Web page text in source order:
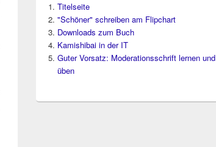
Titelseite
"Schöner" schreiben am Flipchart
Downloads zum Buch
Kamishibai in der IT
Guter Vorsatz: Moderationsschrift lernen und
üben